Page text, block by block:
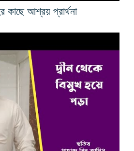
কাছে আশ্রয় প্রার্থনা